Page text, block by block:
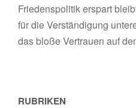
Friedenspolitik erspart
für die Verständigung
das bloße Vertrauen auf
RUBRIKEN